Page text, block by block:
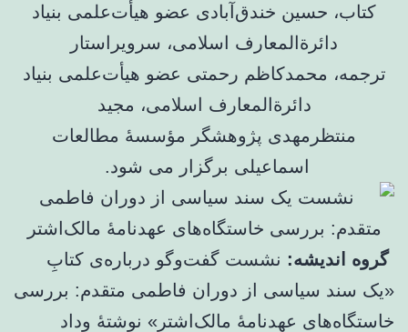
کتاب، حسین خندق‌آبادی عضو هیأت‌علمی بنیاد
دائرةالمعارف اسلامی، سرویراستار
ترجمه، محمدکاظم رحمتی عضو هیأت‌علمی بنیاد
دائرةالمعارف اسلامی، مجید
منتظرمهدی پژوهشگر مؤسسهٔ مطالعات
اسماعیلی برگزار می شود.
گروه اندیشه: نشست گفت‌وگو درباره‌ی کتابِ
«یک سند سیاسی از دوران فاطمی متقدم: بررسی
خاستگاه‌های عهدنامۀ مالک‌اشتر» نوشتهٔ وداد